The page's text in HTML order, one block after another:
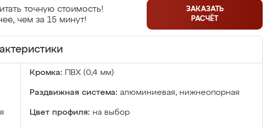
точную стоимость!
чем за 15 минут!
ЗАКАЗАТЬ
РАСЧЁТ
Кромка: ПВХ (0,4 мм)
Раздвижная система: алюминиевая, нижнеопорная
Цвет профиля: на выбор